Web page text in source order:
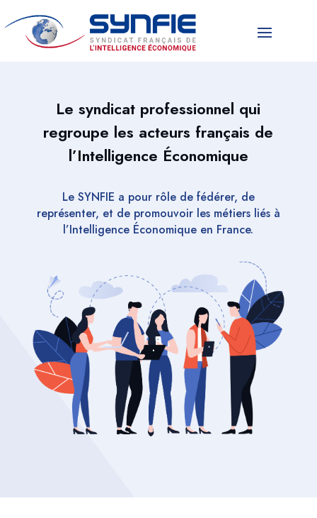
Le syndicat professionnel qui
regroupe les acteurs français de
l’Intelligence Économique
Le SYNFIE a pour rôle de fédérer, de
représenter, et de promouvoir les métiers liés à
l’Intelligence Économique en France.